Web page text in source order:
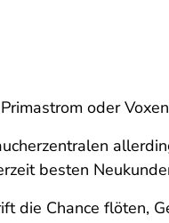
oder
besten
die Chance flöten,